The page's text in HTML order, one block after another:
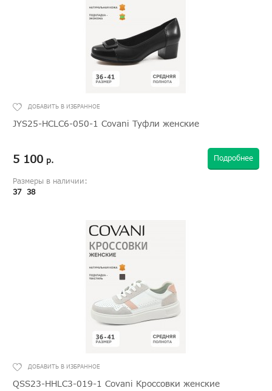
JYS25-HCLC6-050-1 Covani Туфли женские
5 100 р. Подробнее
Размеры в наличии:
37 38
QSS23-HHLC3-019-1 Covani Кроссовки женские